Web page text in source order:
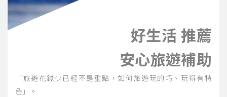
好生活 推薦
安心旅遊補助
「旅遊花錢少已經不是重點，如何旅遊玩的巧、玩得有特
色」。